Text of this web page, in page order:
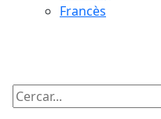
Francès
Cercar: